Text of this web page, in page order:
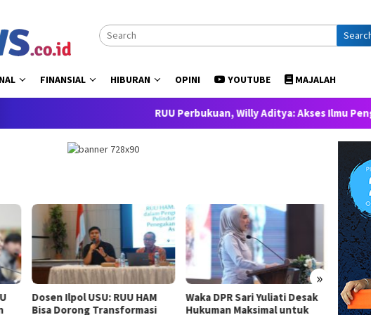
FINANSIAL HIBURAN OPINI YOUTUBE MAJALAH
RUU Perbukuan, Willy Aditya: Akses Ilmu Pengetahuan
»
Dosen Ilpol USU: RUU HAM
Bisa Dorong Transformasi
Waka DPR Sari Yuliati Desak
Hukuman Maksimal untuk